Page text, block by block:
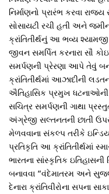
નિર્માણનો પ્રારંભ કરવા
સોસાયટી રચી હતી અને
ક્રાંતિતીર્થનું આ ભવ્ય
જીવન સમર્પિત કરનારા સૌ
સમર્પણની પ્રેરણા આપે તેવું
ક્રાંતિતીર્થમાં આઝાદીની
ઐતિહાસિક પ્રમુખ ધટનાઓની
સચિત્ર સમર્પણની ગાથા
અંગ્રેજી સલ્તનતની છાતી
મેળવવાના સંકલ્પ તરીકે
પ્રતિકૃતિ આ ક્રાંતિતીર્થમાં
ભારતના સાંસ્કૃતિક
બનાવવા “વંદેમાતરમ અને
દેનારા ક્રાંતિવીરોના સપના